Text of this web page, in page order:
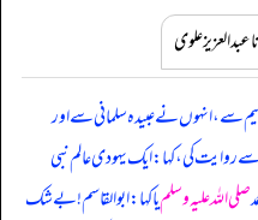
عبدالعزیز علوی
انہوں نے عبیدہ سلمانی سے اور
روایت کی، کہا: ایک یہودی عالم نبی
صلی اللہ علیہ وسلمیا کہا: ابوالقاسم! بے شک